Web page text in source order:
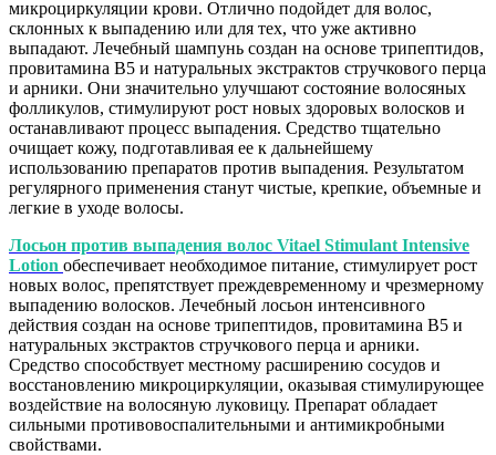
микроциркуляции крови. Отлично подойдет для волос,
склонных к выпадению или для тех, что уже активно
выпадают. Лечебный шампунь создан на основе трипептидов,
провитамина В5 и натуральных экстрактов стручкового перца
и арники. Они значительно улучшают состояние волосяных
фолликулов, стимулируют рост новых здоровых волосков и
останавливают процесс выпадения. Средство тщательно
очищает кожу, подготавливая ее к дальнейшему
использованию препаратов против выпадения. Результатом
регулярного применения станут чистые, крепкие, объемные и
легкие в уходе волосы.
Лосьон против выпадения волос Vitael Stimulant Intensive
Lotion обеспечивает необходимое питание, стимулирует рост
новых волос, препятствует преждевременному и чрезмерному
выпадению волосков. Лечебный лосьон интенсивного
действия создан на основе трипептидов, провитамина В5 и
натуральных экстрактов стручкового перца и арники.
Средство способствует местному расширению сосудов и
восстановлению микроциркуляции, оказывая стимулирующее
воздействие на волосяную луковицу. Препарат обладает
сильными противовоспалительными и антимикробными
свойствами.